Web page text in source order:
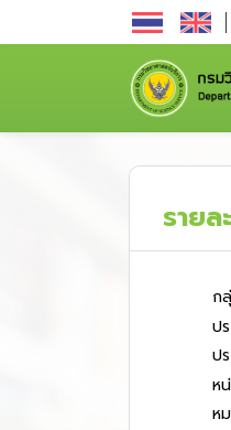
รายล
ก
ป
ป
ห
ห